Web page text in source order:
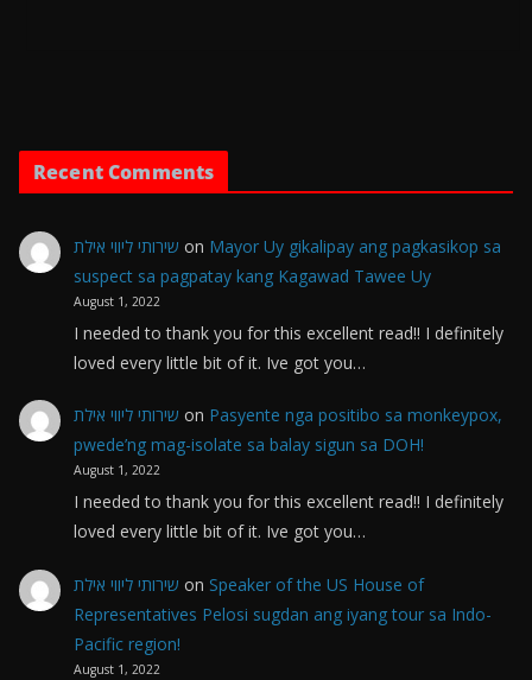
Recent Comments
שירותי ליווי אילת on Mayor Uy gikalipay ang pagkasikop sa
suspect sa pagpatay kang Kagawad Tawee Uy
August 1, 2022
I needed to thank you for this excellent read!! I definitely
loved every little bit of it. Ive got you…
שירותי ליווי אילת on Pasyente nga positibo sa monkeypox,
pwede’ng mag-isolate sa balay sigun sa DOH!
August 1, 2022
I needed to thank you for this excellent read!! I definitely
loved every little bit of it. Ive got you…
שירותי ליווי אילת on Speaker of the US House of
Representatives Pelosi sugdan ang iyang tour sa Indo-
Pacific region!
August 1, 2022